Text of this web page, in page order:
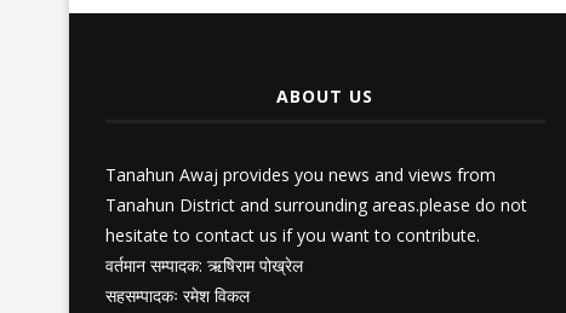
ABOUT US
Tanahun Awaj provides you news and views from
Tanahun District and surrounding areas.please do not
hesitate to contact us if you want to contribute.
वर्तमान सम्पादक: ऋषिराम पोख्रेल
सहसम्पादकः रमेश विकल